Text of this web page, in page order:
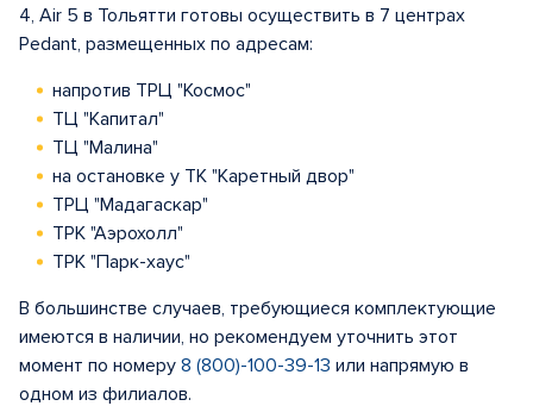
4, Air 5 в Тольятти готовы осуществить в 7 центрах
Pedant, размещенных по адресам:
напротив ТРЦ "Космос"
ТЦ "Капитал"
ТЦ "Малина"
на остановке у ТК "Каретный двор"
ТРЦ "Мадагаскар"
ТРК "Аэрохолл"
ТРК "Парк-хаус"
В большинстве случаев, требующиеся комплектующие
имеются в наличии, но рекомендуем уточнить этот
момент по номеру 8 (800)-100-39-13 или напрямую в
одном из филиалов.